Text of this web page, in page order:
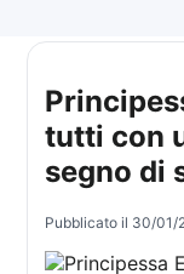
tutti con
segno di
Pubblicato il 30/01/